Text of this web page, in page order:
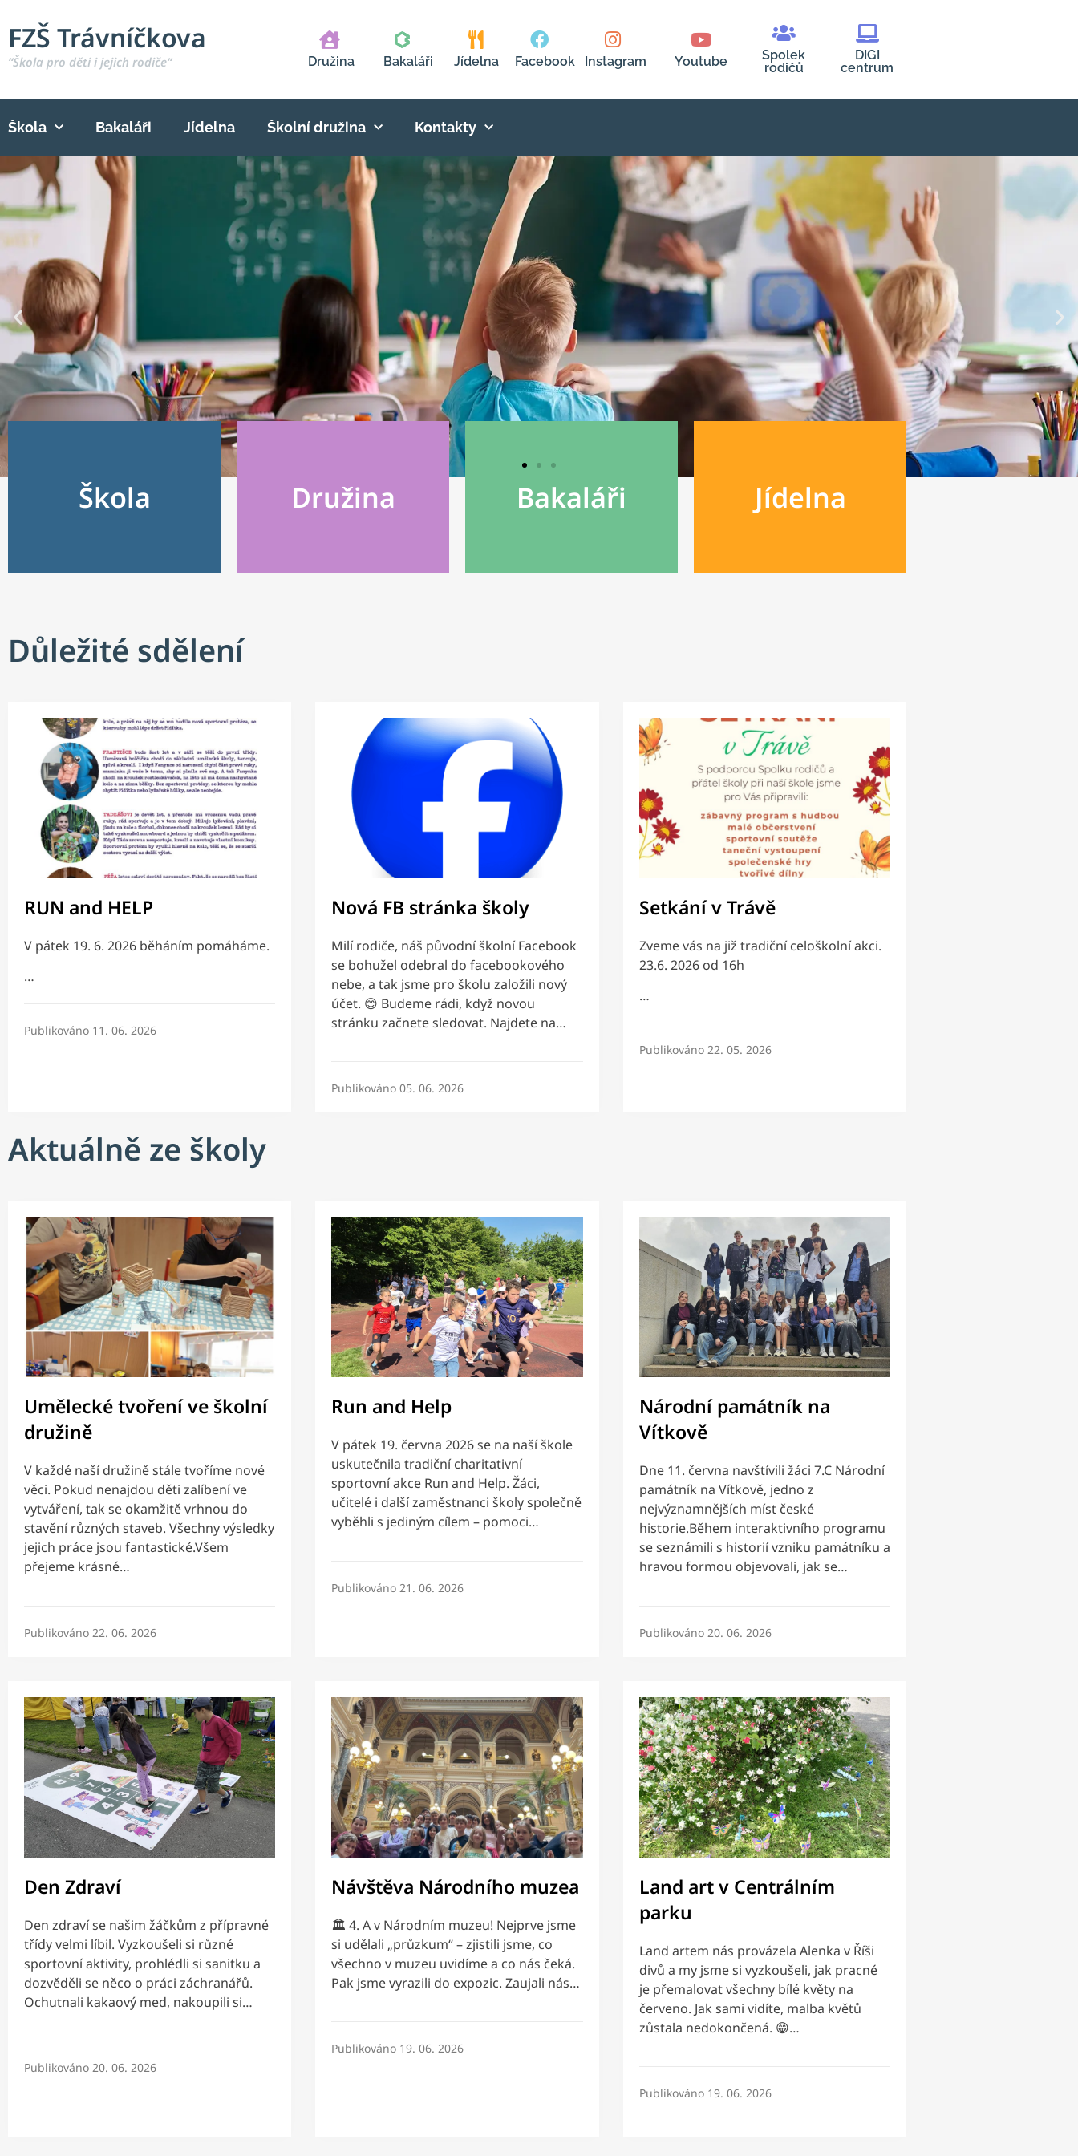
FZŠ Trávníčkova
“Škola pro děti i jejich rodiče“ Družina Bakaláři Jídelna Facebook Instagram Youtube
Spolek
rodičů
DIGI
centrum
Škola Bakaláři Jídelna Školní družina Kontakty
Škola Družina Bakaláři Jídelna
Důležité sdělení
RUN and HELP
V pátek 19. 6. 2026 běháním pomáháme.
…
Publikováno 11. 06. 2026
Nová FB stránka školy
Milí rodiče, náš původní školní Facebook
se bohužel odebral do facebookového
nebe, a tak jsme pro školu založili nový
účet. 😊 Budeme rádi, když novou
stránku začnete sledovat. Najdete na…
Publikováno05. 06. 2026
Setkání v Trávě
Zveme vás na již tradiční celoškolní akci.
23.6. 2026 od 16h
…
Publikováno 22. 05. 2026
Aktuálně ze školy
Umělecké tvoření ve školní
družině
V každé naší družině stále tvoříme nové
věci. Pokud nenajdou děti zalíbení ve
vytváření, tak se okamžitě vrhnou do
stavění různých staveb. Všechny výsledky
jejich práce jsou fantastické.Všem
přejeme krásné…
Publikováno 22. 06. 2026
Run and Help
V pátek 19. června 2026 se na naší škole
uskutečnila tradiční charitativní
sportovní akce Run and Help. Žáci,
učitelé i další zaměstnanci školy společně
vyběhli s jediným cílem – pomoci…
Publikováno 21. 06. 2026
Národní památník na
Vítkově
Dne 11. června navštívili žáci 7.C Národní
památník na Vítkově, jedno z
nejvýznamnějších míst české
historie.Během interaktivního programu
se seznámili s historií vzniku památníku a
hravou formou objevovali, jak se…
Publikováno 20. 06. 2026
Den Zdraví
Den zdraví se našim žáčkům z přípravné
třídy velmi líbil. Vyzkoušeli si různé
sportovní aktivity, prohlédli si sanitku a
dozvěděli se něco o práci záchranářů.
Ochutnali kakaový med, nakoupili si…
Publikováno 20. 06. 2026
Návštěva Národního muzea
🏛️ 4. A v Národním muzeu! Nejprve jsme
si udělali „průzkum“ – zjistili jsme, co
všechno v muzeu uvidíme a co nás čeká.
Pak jsme vyrazili do expozic. Zaujali nás…
Publikováno 19. 06. 2026
Land art v Centrálním
parku
Land artem nás provázela Alenka v Říši
divů a my jsme si vyzkoušeli, jak pracné
je přemalovat všechny bílé květy na
červeno. Jak sami vidíte, malba květů
zůstala nedokončená. 😁…
Publikováno 19. 06. 2026